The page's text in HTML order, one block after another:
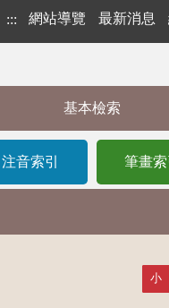
::: 網站導覽 最新消息
基本檢索
注音索引 筆畫索
小